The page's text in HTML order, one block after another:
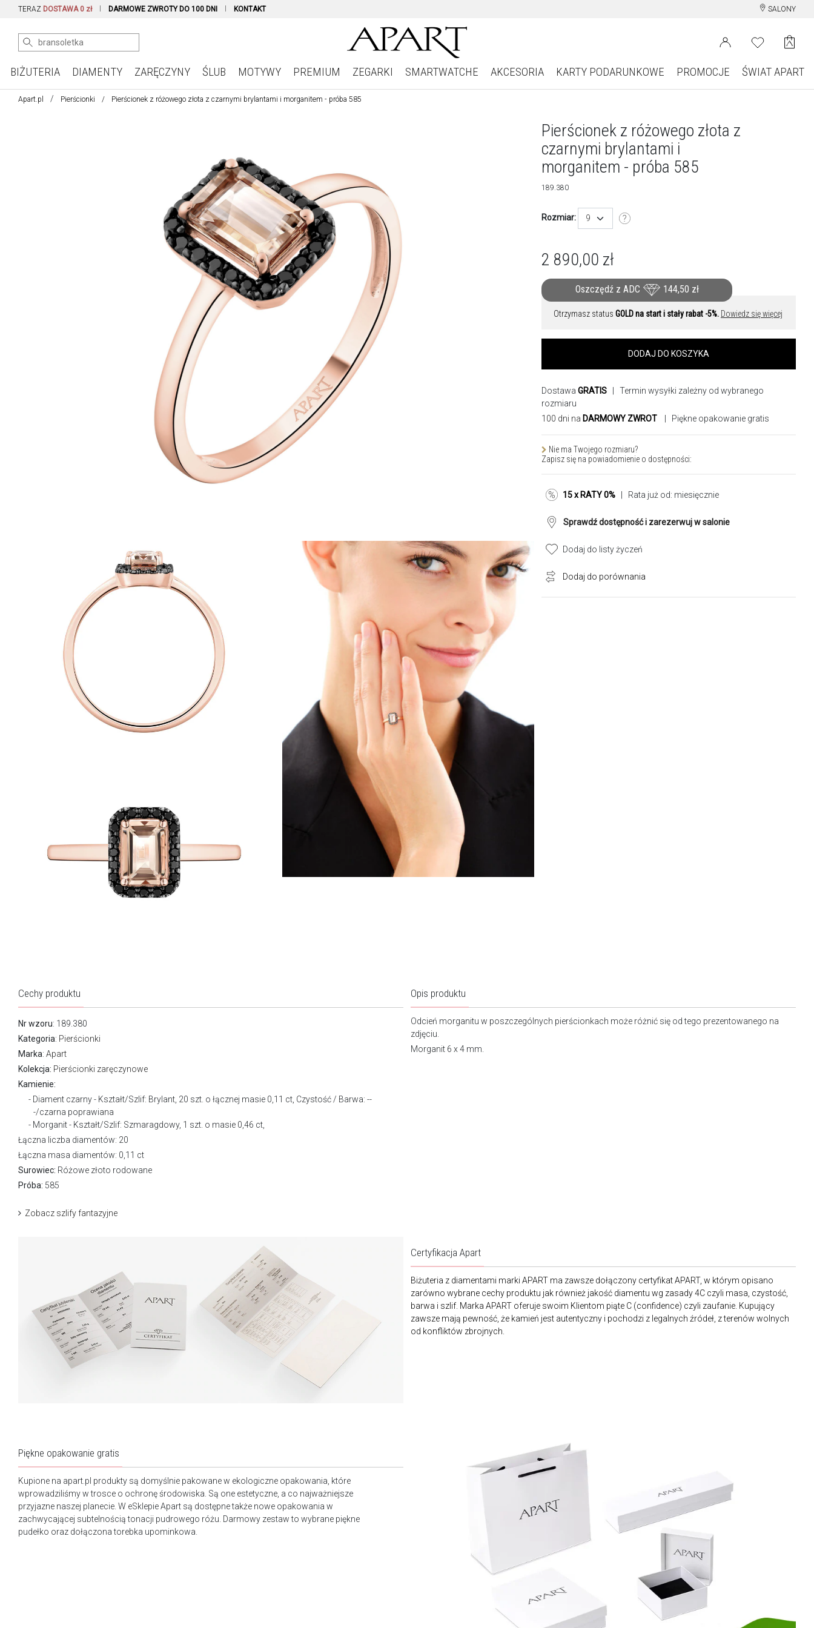
TERAZ DOSTAWA 0 zł DARMOWE ZWROTY DO 100 DNI KONTAKT SALONY
BIŻUTERIA DIAMENTY ZARĘCZYNY ŚLUB MOTYWY PREMIUM ZEGARKI SMARTWATCHE AKCESORIA KARTY PODARUNKOWE PROMOCJE ŚWIAT APART
Apart.pl Pierścionki Pierścionek z różowego złota z czarnymi brylantami i morganitem - próba 585
Pierścionek z różowego złota z
czarnymi brylantami i
morganitem - próba 585
189.380
Rozmiar: 9
2 890,00 zł
Oszczędź z ADC 144,50 zł
Otrzymasz status GOLD na start i stały rabat -5%. Dowiedz się więcej
DODAJ DO KOSZYKA
Dostawa GRATIS | Termin wysyłki zależny od wybranego
rozmiaru
100 dni na DARMOWY ZWROT | Piękne opakowanie gratis
Nie ma Twojego rozmiaru?
Zapisz się na powiadomienie o dostępności:
15 x RATY 0% | Rata już od: miesięcznie
Sprawdź dostępność i zarezerwuj w salonie
Dodaj do listy życzeń
Dodaj do porównania
Cechy produktu
Nr wzoru: 189.380
Kategoria: Pierścionki
Marka: Apart
Kolekcja: Pierścionki zaręczynowe
Kamienie:
Diament czarny - Kształt/Szlif: Brylant, 20 szt. o łącznej masie 0,11 ct, Czystość / Barwa: --
-/czarna poprawiana
Morganit - Kształt/Szlif: Szmaragdowy, 1 szt. o masie 0,46 ct,
Łączna liczba diamentów: 20
Łączna masa diamentów: 0,11 ct
Surowiec: Różowe złoto rodowane
Próba: 585
Zobacz szlify fantazyjne
Opis produktu
Odcień morganitu w poszczególnych pierścionkach może różnić się od tego prezentowanego na
zdjęciu.
Morganit 6 x 4 mm.
Certyfikacja Apart
Biżuteria z diamentami marki APART ma zawsze dołączony certyfikat APART, w którym opisano
zarówno wybrane cechy produktu jak również jakość diamentu wg zasady 4C czyli masa, czystość,
barwa i szlif. Marka APART oferuje swoim Klientom piąte C (confidence) czyli zaufanie. Kupujący
zawsze mają pewność, że kamień jest autentyczny i pochodzi z legalnych źródeł, z terenów wolnych
od konfliktów zbrojnych.
Piękne opakowanie gratis
Kupione na apart.pl produkty są domyślnie pakowane w ekologiczne opakowania, które
wprowadziliśmy w trosce o ochronę środowiska. Są one estetyczne, a co najważniejsze
przyjazne naszej planecie. W eSklepie Apart są dostępne także nowe opakowania w
zachwycającej subtelnością tonacji pudrowego różu. Darmowy zestaw to wybrane piękne
pudełko oraz dołączona torebka upominkowa.